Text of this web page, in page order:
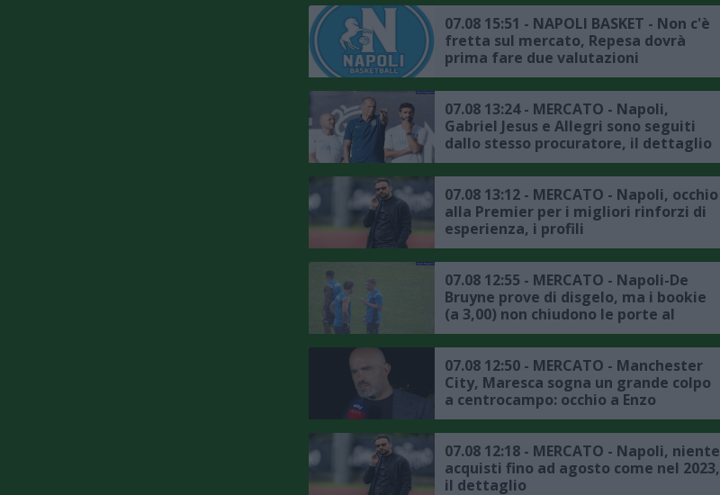
07.08 15:51 - NAPOLI BASKET - Non c'è
fretta sul mercato, Repesa dovrà
prima fare due valutazioni
07.08 13:24 - MERCATO - Napoli,
Gabriel Jesus e Allegri sono seguiti
dallo stesso procuratore, il dettaglio
07.08 13:12 - MERCATO - Napoli, occhio
alla Premier per i migliori rinforzi di
esperienza, i profili
07.08 12:55 - MERCATO - Napoli-De
Bruyne prove di disgelo, ma i bookie
(a 3,00) non chiudono le porte al
trasferimento
07.08 12:50 - MERCATO - Manchester
City, Maresca sogna un grande colpo
a centrocampo: occhio a Enzo
Fernandez
07.08 12:18 - MERCATO - Napoli, niente
acquisti fino ad agosto come nel 2023,
il dettaglio